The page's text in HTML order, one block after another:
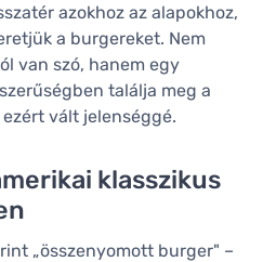
azokhoz az alapokhoz,
a burgereket. Nem
van szó, hanem egy
találja meg a
vált jelenséggé.
klasszikus
„összenyomott burger" –